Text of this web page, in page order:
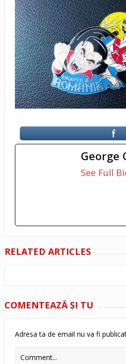
George
See Full
RELATED ARTICLES
COMENTEAZĂ ŞI TU
Adresa ta de email nu va fi